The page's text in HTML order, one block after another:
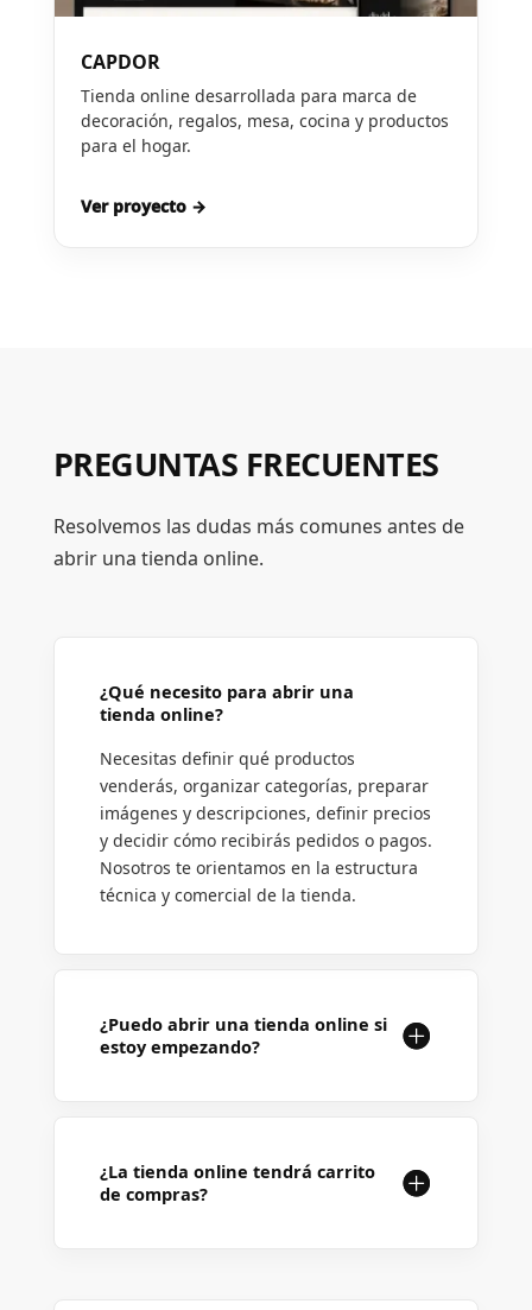
CAPDOR
Tienda online desarrollada para marca de
decoración, regalos, mesa, cocina y productos
para el hogar.
Ver proyecto →
PREGUNTAS FRECUENTES
Resolvemos las dudas más comunes antes de
abrir una tienda online.
¿Qué necesito para abrir una
tienda online?
Necesitas definir qué productos
venderás, organizar categorías, preparar
imágenes y descripciones, definir precios
y decidir cómo recibirás pedidos o pagos.
Nosotros te orientamos en la estructura
técnica y comercial de la tienda.
¿Puedo abrir una tienda online si
estoy empezando?
¿La tienda online tendrá carrito
de compras?